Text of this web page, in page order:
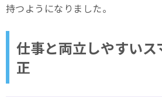
持つようになりました。
仕事と両立しやすいス
正